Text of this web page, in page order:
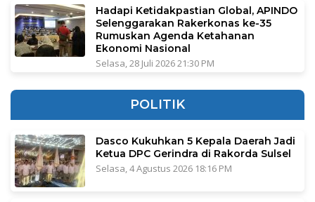
Hadapi Ketidakpastian Global, APINDO
Selenggarakan Rakerkonas ke-35
Rumuskan Agenda Ketahanan
Ekonomi Nasional
Selasa, 28 Juli 2026 21:30 PM
POLITIK
Dasco Kukuhkan 5 Kepala Daerah Jadi
Ketua DPC Gerindra di Rakorda Sulsel
Selasa, 4 Agustus 2026 18:16 PM